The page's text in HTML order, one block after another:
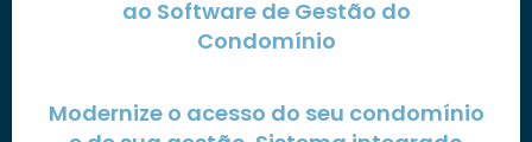
ao Software de Gestão do
Condomínio
Modernize o acesso do seu condomínio